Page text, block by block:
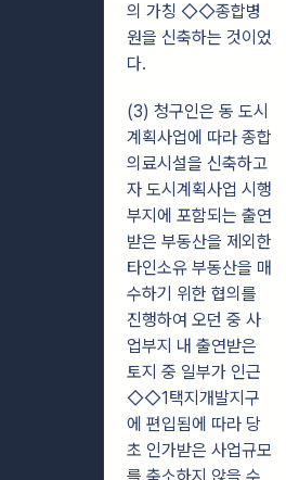
의 가칭 ◇◇종합병
원을 신축하는 것이었
다.
(3) 청구인은 동 도시
계획사업에 따라 종합
의료시설을 신축하고
자 도시계획사업 시행
부지에 포함되는 출연
받은 부동산을 제외한
타인소유 부동산을 매
수하기 위한 협의를
진행하여 오던 중 사
업부지 내 출연받은
토지 중 일부가 인근
◇◇1택지개발지구
에 편입됨에 따라 당
초 인가받은 사업규모